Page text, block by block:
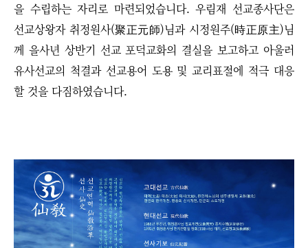
을 수립하는 자리로 마련되었습니다.우림재 선교종사단은
선교상왕자 취정원사(聚正元師)님과 시정원주(時正原主)님
께 을사년 상반기 선교 포덕교화의 결실을 보고하고 아울러
유사선교의 척결과 선교용어 도용 및 교리표절에 적극 대응
할 것을 다짐하였습니다.